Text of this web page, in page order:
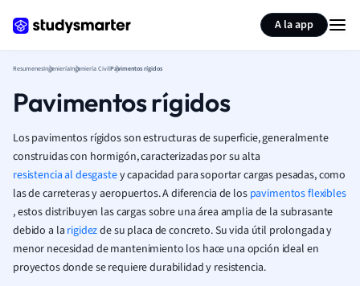
A la app
ResumenesIngenieríaIngeniería CivilPavimentos rígidos
Pavimentos rígidos
Los pavimentos rígidos son estructuras de superficie, generalmente
construidas con hormigón, caracterizadas por su alta
resistencia al desgastey capacidad para soportar cargas pesadas, como
las de carreteras y aeropuertos. A diferencia de los pavimentos flexibles
, estos distribuyen las cargas sobre una área amplia de la subrasante
debido a la rigidezde su placa de concreto. Su vida útil prolongada y
menor necesidad de mantenimiento los hace una opción ideal en
proyectos donde se requiere durabilidad y resistencia.
Resumir página